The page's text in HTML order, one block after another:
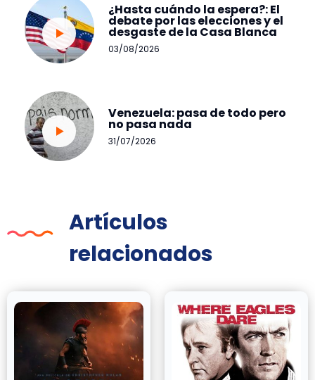
¿Hasta cuándo la espera?: El
debate por las elecciones y el
desgaste de la Casa Blanca
03/08/2026
Venezuela: pasa de todo pero
no pasa nada
31/07/2026
Artículos
relacionados